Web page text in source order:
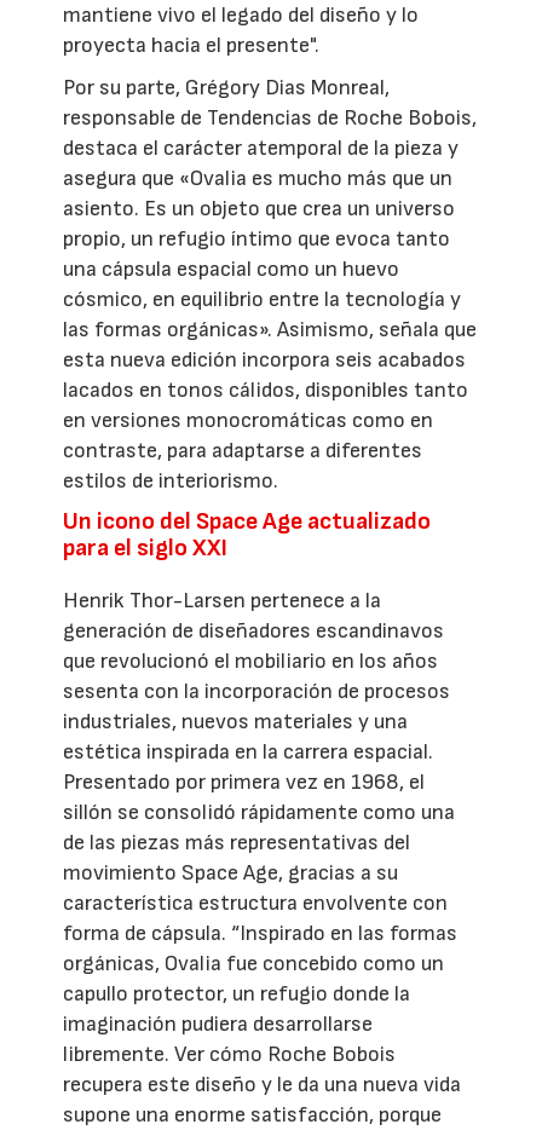
mantiene vivo el legado del diseño y lo
proyecta hacia el presente".
Por su parte, Grégory Dias Monreal,
responsable de Tendencias de Roche Bobois,
destaca el carácter atemporal de la pieza y
asegura que «Ovalia es mucho más que un
asiento. Es un objeto que crea un universo
propio, un refugio íntimo que evoca tanto
una cápsula espacial como un huevo
cósmico, en equilibrio entre la tecnología y
las formas orgánicas». Asimismo, señala que
esta nueva edición incorpora seis acabados
lacados en tonos cálidos, disponibles tanto
en versiones monocromáticas como en
contraste, para adaptarse a diferentes
estilos de interiorismo.
Un icono del Space Age actualizado
para el siglo XXI
Henrik Thor-Larsen pertenece a la
generación de diseñadores escandinavos
que revolucionó el mobiliario en los años
sesenta con la incorporación de procesos
industriales, nuevos materiales y una
estética inspirada en la carrera espacial.
Presentado por primera vez en 1968, el
sillón se consolidó rápidamente como una
de las piezas más representativas del
movimiento Space Age, gracias a su
característica estructura envolvente con
forma de cápsula. “Inspirado en las formas
orgánicas, Ovalia fue concebido como un
capullo protector, un refugio donde la
imaginación pudiera desarrollarse
libremente. Ver cómo Roche Bobois
recupera este diseño y le da una nueva vida
supone una enorme satisfacción, porque